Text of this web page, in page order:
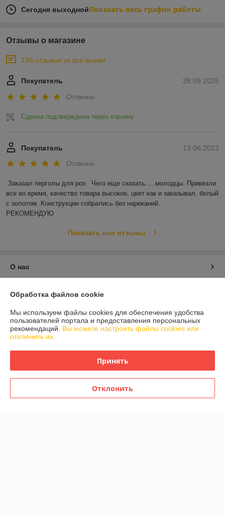
Сегодня выходнойПоказать весь график работы
Отзывы о магазине
136 отзывов за всё время
28.09.2025
Покупатель
Отлично
Сделка подтверждена через корзину
13.06.2023
Покупатель
Отлично
Заказал перголы для роз.  Чего еще сказать.....молодцы. Привезли
все во время, качество товара высокое, цвет как и заказывал, белый
с золотом. Конструкции собрались без нареканий.
РЕКОМЕНДУЮ
Показать все отзывы
О нас
Контакты
Доставка и оплата
График работы
Политика обработки cookies
Обработка файлов cookie
Мы используем файлы cookies для обеспечения удобства
пользователей портала и предоставления персональных
рекомендаций. Вы можете настроить файлы cookies или
отключить их.
Принять
Отклонить